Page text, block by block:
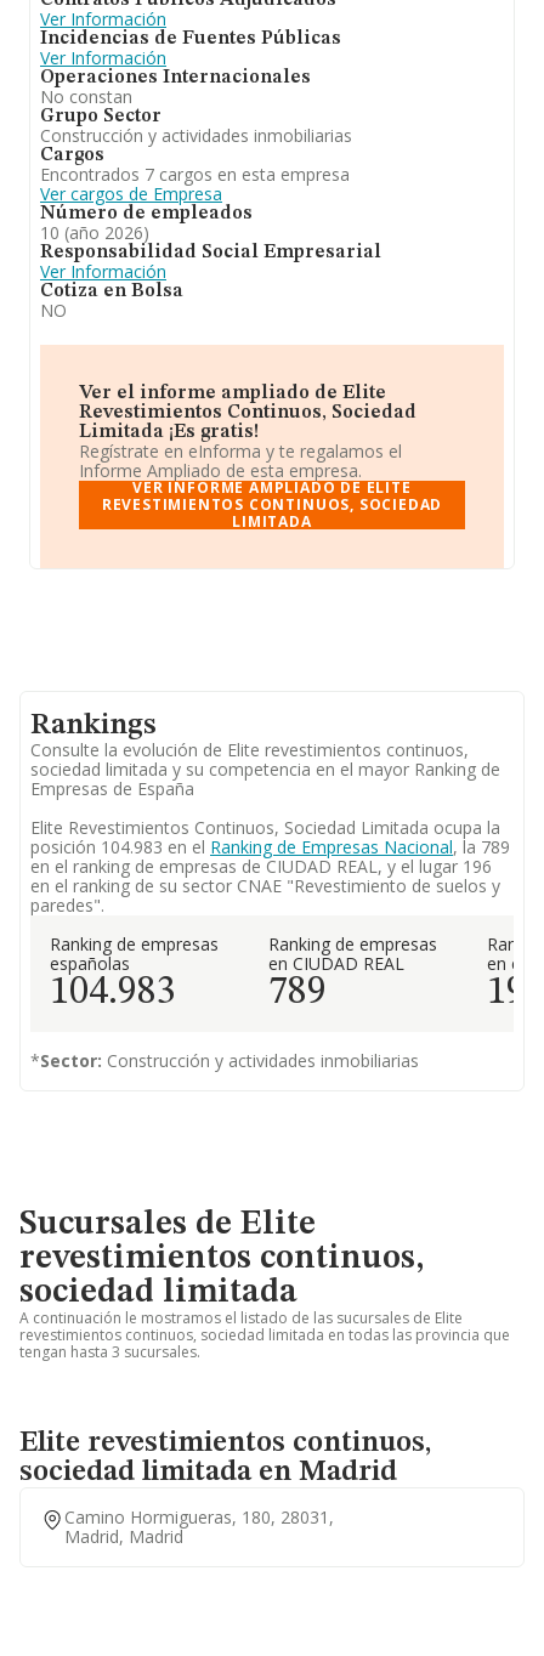
Ver Información
Incidencias de Fuentes Públicas
Ver Información
Operaciones Internacionales
No constan
Grupo Sector
Construcción y actividades inmobiliarias
Cargos
Encontrados 7 cargos en esta empresa
Ver cargos de Empresa
Número de empleados
10 (año 2026)
Responsabilidad Social Empresarial
Ver Información
Cotiza en Bolsa
NO
Ver el informe ampliado de Elite
Revestimientos Continuos, Sociedad
Limitada ¡Es gratis!
Regístrate en eInforma y te regalamos el
Informe Ampliado de esta empresa.
VER INFORME AMPLIADO DE ELITE
REVESTIMIENTOS CONTINUOS, SOCIEDAD
LIMITADA
Rankings
Consulte la evolución de Elite revestimientos continuos,
sociedad limitada y su competencia en el mayor Ranking de
Empresas de España
Elite Revestimientos Continuos, Sociedad Limitada ocupa la
posición 104.983 en el Ranking de Empresas Nacional, la 789
en el ranking de empresas de CIUDAD REAL, y el lugar 196
en el ranking de su sector CNAE "Revestimiento de suelos y
paredes".
Ranking de empresas
españolas
104.983
Ranking de empresas
en CIUDAD REAL
789
en el
196
*Sector: Construcción y actividades inmobiliarias
Sucursales de Elite
revestimientos continuos,
sociedad limitada
A continuación le mostramos el listado de las sucursales de Elite
revestimientos continuos, sociedad limitada en todas las provincia que
tengan hasta 3 sucursales.
Elite revestimientos continuos,
sociedad limitada en Madrid
Camino Hormigueras, 180, 28031,
Madrid, Madrid